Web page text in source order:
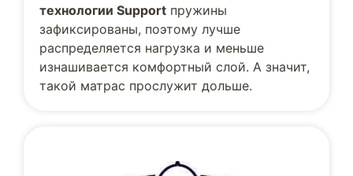
технологии Support пружины
зафиксированы, поэтому лучше
распределяется нагрузка и меньше
изнашивается комфортный слой. А значит,
такой матрас прослужит дольше.